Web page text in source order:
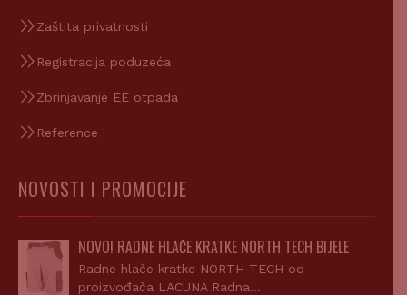
Zaštita privatnosti
Registracija poduzeća
Zbrinjavanje EE otpada
Reference
NOVOSTI I PROMOCIJE
NOVO! RADNE HLAČE KRATKE NORTH TECH BIJELE
Radne hlače kratke NORTH TECH od
proizvođača LACUNA Radna…